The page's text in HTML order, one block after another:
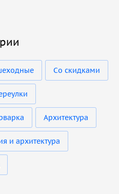
Со скидками
Архитектура
и архитектура